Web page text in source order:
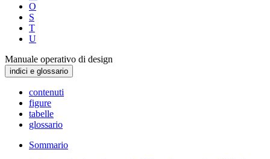
O
S
T
U
Manuale operativo di design
indici e glossario
contenuti
figure
tabelle
glossario
Sommario